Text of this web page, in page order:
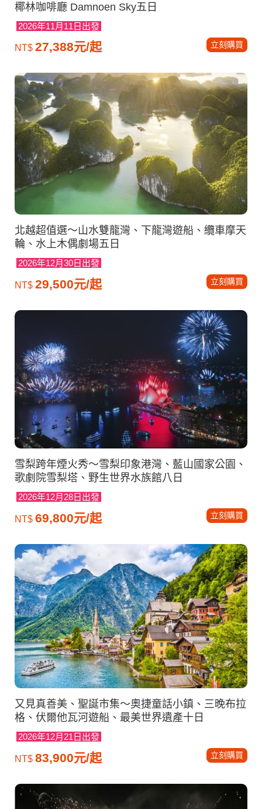
椰林咖啡廳 Damnoen Sky五日
2026年11月11日出發
NT$ 27,388元/起 立刻購買
北越超值選～山水雙龍灣、下龍灣遊船、纜車摩天
輪、水上木偶劇場五日
2026年12月30日出發
NT$ 29,500元/起 立刻購買
雪梨跨年煙火秀～雪梨印象港灣、藍山國家公園、
歌劇院雪梨塔、野生世界水族館八日
2026年12月28日出發
NT$ 69,800元/起 立刻購買
又見真善美、聖誕市集～奧捷童話小鎮、三晚布拉
格、伏爾他瓦河遊船、最美世界遺產十日
2026年12月21日出發
NT$ 83,900元/起 立刻購買